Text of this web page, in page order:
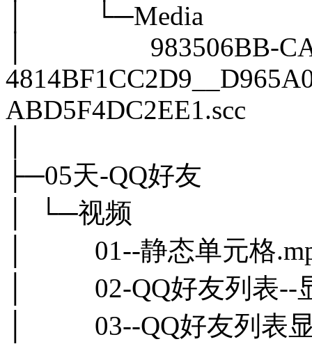
│ └─Media
│ 983506BB-
ABD5F4DC2EE1.scc
├─05天-QQ好友
│ └─视频
│ 01--静态单元格
│ 02-QQ好友列表--显
│ 03--QQ好友列表显